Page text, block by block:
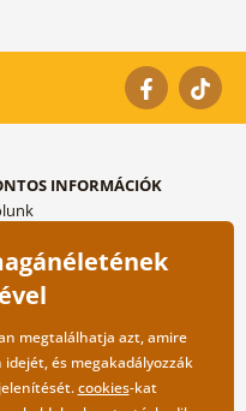
INFORMÁCIÓK
megtalálhatja azt, amire
és megakadályozzák
cookies-kat